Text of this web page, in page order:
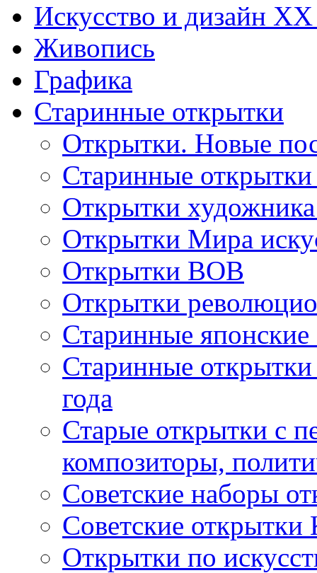
Искусство и дизайн XX
Живопись
Графика
Старинные открытки
Открытки. Новые
Старинные
Открытки
Открытки Мира
Открытки ВОВ
Открытки
Старинные
Старинные
года
Старые открытки с
композиторы,
Советские наборы
Советские открытки
Открытки по